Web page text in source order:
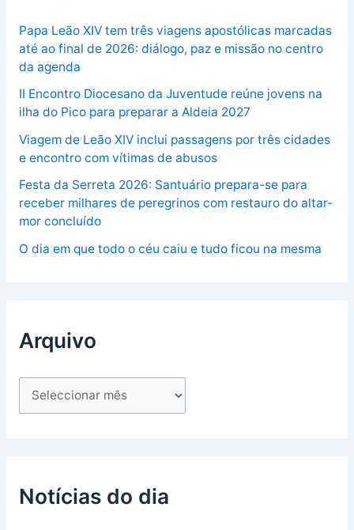
Papa Leão XIV tem três viagens apostólicas marcadas
até ao final de 2026: diálogo, paz e missão no centro
da agenda
II Encontro Diocesano da Juventude reúne jovens na
ilha do Pico para preparar a Aldeia 2027
Viagem de Leão XIV inclui passagens por três cidades
e encontro com vítimas de abusos
Festa da Serreta 2026: Santuário prepara-se para
receber milhares de peregrinos com restauro do altar-
mor concluído
O dia em que todo o céu caiu e tudo ficou na mesma
Arquivo
Notícias do dia